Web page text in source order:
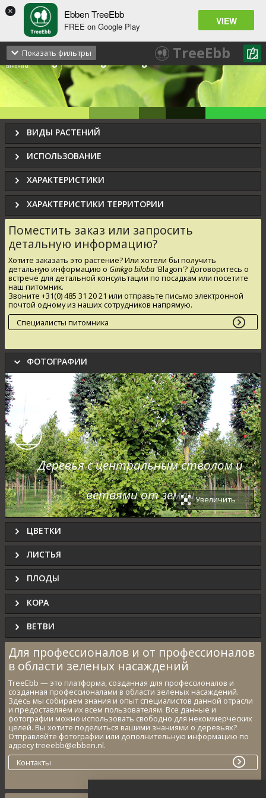
× Ebben TreeEbb
FREE on Google Play VIEW
Ginkgo biloba'Blagon'
Гинкго двулопастный «Благон»
синоним Ginkgo b.'Fastigiata Blagon'
ВИДЫ РАСТЕНИЙ
ИСПОЛЬЗОВАНИЕ
ХАРАКТЕРИСТИКИ
ХАРАКТЕРИСТИКИ ТЕРРИТОРИИ
Поместить заказ или запросить
детальную информацию?
Хотите заказать это растение? Или хотели бы получить
детальную информацию о Ginkgo biloba 'Blagon'? Договоритесь о
встрече для детальной консультации по посадкам или посетите
наш питомник.
Звоните +31(0) 485 31 20 21 или отправьте письмо электронной
почтой одному из наших сотрудников напрямую.
Специалисты питомника
ФОТОГРАФИИ
Увеличить
Деревья с центральным стволом и
ветвями от земли
ЦВЕТКИ
ЛИСТЬЯ
ПЛОДЫ
КОРА
ВЕТВИ
Для профессионалов и от профессионалов
в области зеленых насаждений
TreeEbb — это платформа, созданная для профессионалов и
созданная профессионалами в области зеленых насаждений.
Здесь мы собираем знания и опыт специалистов данной отрасли
и предоставляем их всем пользователям. Все данные и
фотографии можно использовать свободно для некоммерческих
целей. Вы хотите поделиться вашими знаниями о деревьях?
Отправляйте фотографии или дополнительную информацию по
адресу treeebb@ebben.nl.
Контакты
Показать фильтры TreeEbb